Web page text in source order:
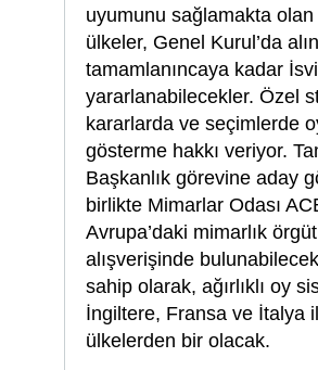
uyumunu sağlamakta
ülkeler, Genel Kurul’da
tamamlanıncaya kadar
yararlanabilecekler. Özel
kararlarda ve seçimlerde
gösterme hakkı veriyor.
Başkanlık görevine aday
birlikte Mimarlar Odası
Avrupa’daki mimarlık
alışverişinde
sahip olarak, ağırlıklı oy
İngiltere, Fransa ve İtalya
ülkelerden bir olacak.